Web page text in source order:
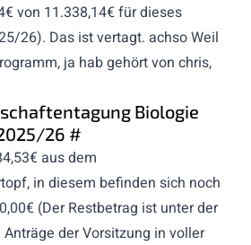
von 11.338,14€ für dieses
26). Das ist vertagt. achso Weil
ja hab gehört von chris,
Biologie
26 #
aus dem
in diesem befinden sich noch
(Der Restbetrag ist unter der
der Vorsitzung in voller